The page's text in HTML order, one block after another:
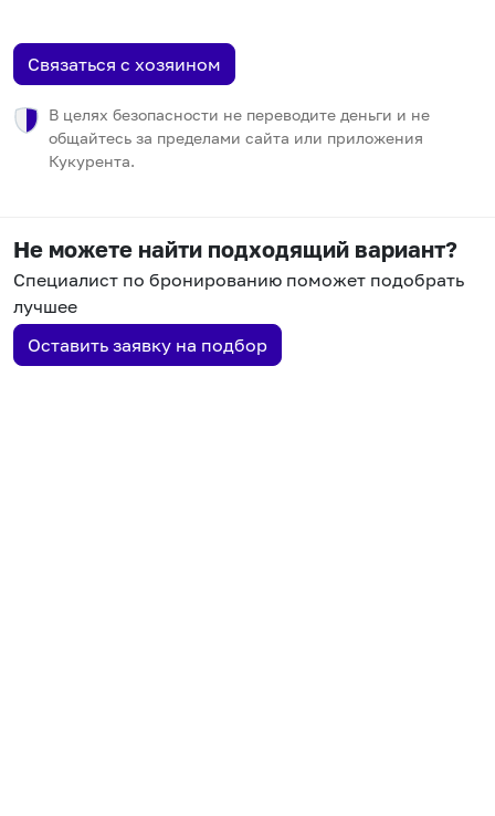
Связаться с хозяином
В целях безопасности не переводите деньги и не
общайтесь за пределами сайта или приложения
Кукурента.
Не можете найти подходящий вариант?
Специалист по бронированию поможет подобрать
лучшее
Оставить заявку на подбор